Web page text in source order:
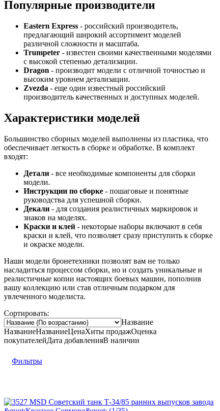
Популярные производители
Eastern Express - российский производитель,
предлагающий широкий ассортимент моделей
различной сложности и масштаба.
Trumpeter - известен своими качественными моделями
с высокой степенью детализации.
Dragon - производит модели с отличной точностью и
высоким уровнем детализации.
Zvezda - еще один известный российский
производитель качественных и доступных моделей.
Характеристики моделей
Большинство сборных моделей выполнены из пластика, что
обеспечивает легкость в сборке и обработке. В комплект
входят:
Детали - все необходимые компоненты для сборки
модели.
Инструкции по сборке - пошаговые и понятные
руководства для успешной сборки.
Декали - для создания реалистичных маркировок и
знаков на моделях.
Краски и клей - некоторые наборы включают в себя
краски и клей, что позволяет сразу приступить к сборке
и окраске модели.
Наши модели бронетехники позволят вам не только
насладиться процессом сборки, но и создать уникальные и
реалистичные копии настоящих боевых машин, пополнив
вашу коллекцию или став отличным подарком для
увлеченного моделиста.
Сортировать:
Название
НазваниеНазваниеЦенаХиты продажОценка
покупателейДата добавленияВ наличии
Фильтры